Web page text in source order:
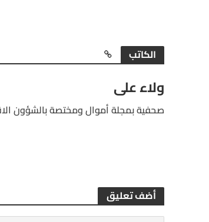
الكاتب
ولاء على
صحفية بمجلة أموال ومختصة بالشؤون
أضف تعليق